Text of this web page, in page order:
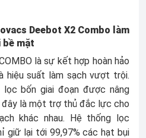
Deebot X2 Combo làm
mặt
là sự kết hợp hoàn hảo
hiệu suất làm sạch vượt trội.
bốn giai đoạn được nâng
đây là một trợ thủ đắc lực cho
khác nhau. Hệ thống lọc
giữ lại tới 99,97% các hạt bụi